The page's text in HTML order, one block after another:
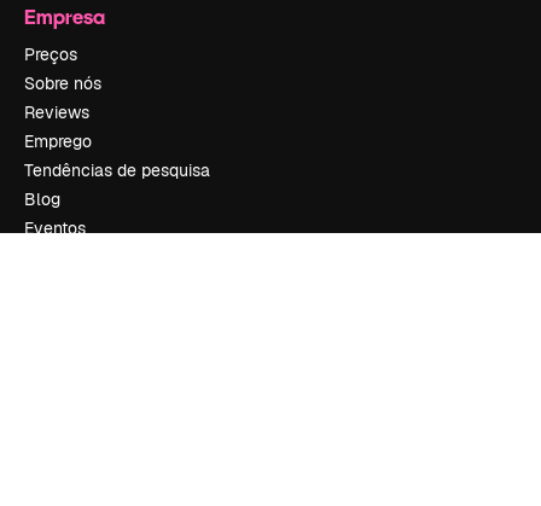
Empresa
Preços
Sobre nós
Reviews
Emprego
Tendências de pesquisa
Blog
Eventos